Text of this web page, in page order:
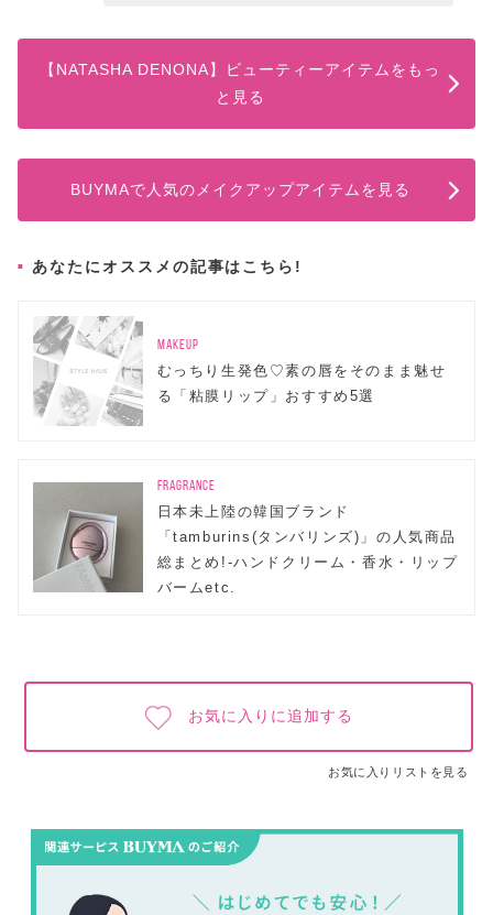
【NATASHA DENONA】ビューティーアイテムをもっ
と見る
BUYMAで人気のメイクアップアイテムを見る
あなたにオススメの記事はこちら!
MAKEUP
むっちり生発色♡素の唇をそのまま魅せ
る「粘膜リップ」おすすめ5選
FRAGRANCE
日本未上陸の韓国ブランド
「tamburins(タンバリンズ)」の人気商品
総まとめ!-ハンドクリーム・香水・リップ
バームetc.
お気に入りに追加する
お気に入りリストを見る